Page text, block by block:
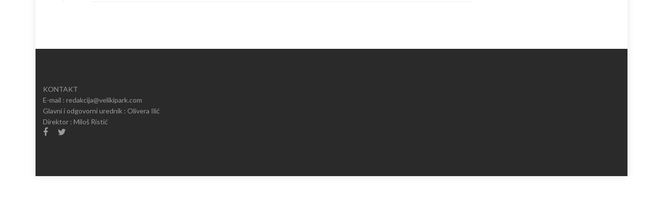
KONTAKT
E-mail : redakcija@velikipark.com
Glavni i odgovorni urednik : Olivera Ilić
Direktor : Miloš Ristić